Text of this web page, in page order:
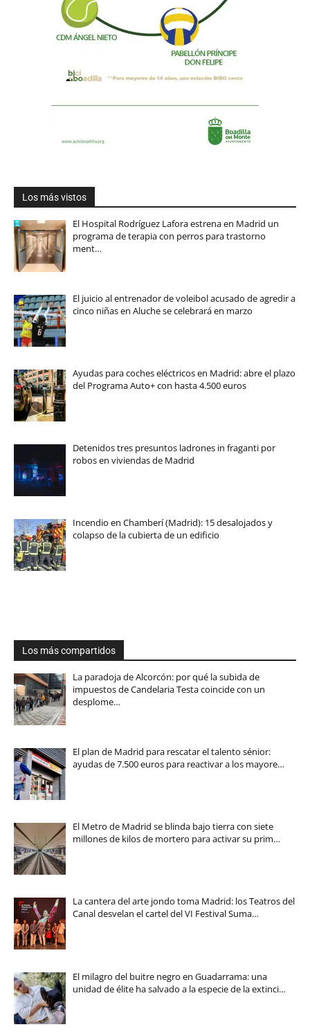
Los más vistos
El Hospital Rodríguez Lafora estrena en Madrid un
programa de terapia con perros para trastorno
ment…
El juicio al entrenador de voleibol acusado de agredir a
cinco niñas en Aluche se celebrará en marzo
Ayudas para coches eléctricos en Madrid: abre el plazo
del Programa Auto+ con hasta 4.500 euros
Detenidos tres presuntos ladrones in fraganti por
robos en viviendas de Madrid
Incendio en Chamberí (Madrid): 15 desalojados y
colapso de la cubierta de un edificio
Los más compartidos
La paradoja de Alcorcón: por qué la subida de
impuestos de Candelaria Testa coincide con un
desplome…
El plan de Madrid para rescatar el talento sénior:
ayudas de 7.500 euros para reactivar a los mayore…
El Metro de Madrid se blinda bajo tierra con siete
millones de kilos de mortero para activar su prim…
La cantera del arte jondo toma Madrid: los Teatros del
Canal desvelan el cartel del VI Festival Suma…
El milagro del buitre negro en Guadarrama: una
unidad de élite ha salvado a la especie de la extinci…